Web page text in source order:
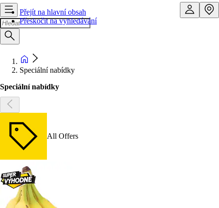
Přejít na hlavní obsah
Přeskočit na vyhledávání
Speciální nabídky
Speciální nabídky
All Offers